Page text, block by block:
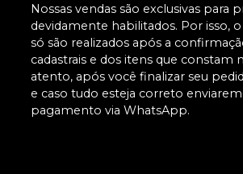
Nossas vendas são exclusivas para
devidamente habilitados. Por isso,
só são realizados após a
cadastrais e dos itens que constam
atento, após você finalizar seu
e caso tudo esteja correto
pagamento via WhatsApp.